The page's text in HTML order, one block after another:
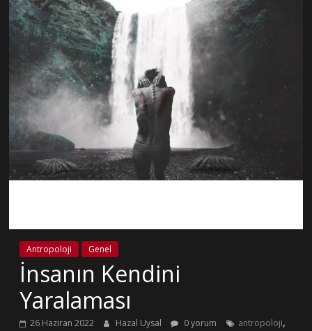
Antropoloji Genel
İnsanın Kendini
Yaralaması
26 Haziran 2022 Hazal Uysal 0 yorum antropoloji,